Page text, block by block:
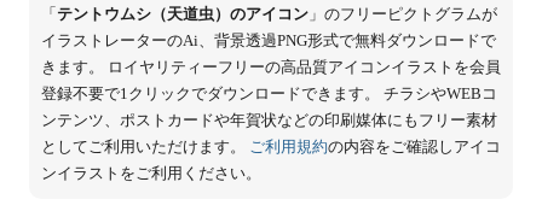
「 テントウムシ（天道虫）のアイコン」のフリーピクトグラムが
イラストレーターのAi、背景透過PNG形式で無料ダウンロードで
きます。 ロイヤリティーフリーの高品質アイコンイラストを会員
登録不要で1クリックでダウンロードできます。 チラシやWEBコ
ンテンツ、ポストカードや年賀状などの印刷媒体にもフリー素材
としてご利用いただけます。 ご利用規約の内容をご確認しアイコ
ンイラストをご利用ください。